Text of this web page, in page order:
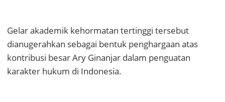
Gelar akademik kehormatan tertinggi tersebut
dianugerahkan sebagai bentuk penghargaan atas
kontribusi besar Ary Ginanjar dalam penguatan
karakter hukum di Indonesia.